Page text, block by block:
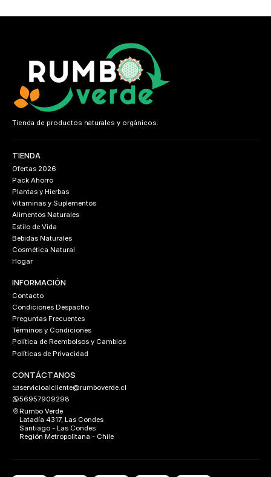
Tienda de productos naturales y orgánicos.
TIENDA
Ofertas 2026
Pack Ahorro
Plantas y Hierbas
Vitaminas y Suplementos
Alimentos Naturales
Estilo de Vida
Bebidas Naturales
Cosmética Natural
Hogar
INFORMACIÓN
Contacto
Condiciones Despacho
Preguntas Frecuentes
Términos y Condiciones
Política de Reembolsos y Cambios
Políticas de Privacidad
CONTÁCTANOS
servicioalcliente@rumboverde.cl
56957909298
Rumbo Verde
Latadía 4317, Las Condes
Santiago - Las Condes
Región Metropolitana - Chile